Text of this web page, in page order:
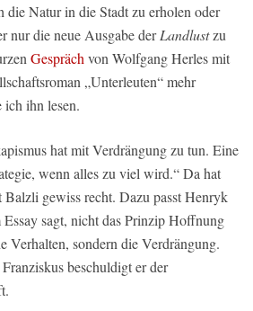
die Natur in die Stadt zu erholen oder
nur die neue Ausgabe derLandlustzu
Gespräch von Wolfgang Herles mit
„Unterleuten“ mehr
ihn lesen.
hat mit Verdrängung zu tun. Eine
wenn alles zu viel wird.“ Da hat
gewiss recht. Dazu passt Henryk
sagt, nicht das Prinzip Hoffnung
Verhalten, sondern die Verdrängung.
beschuldigt er der